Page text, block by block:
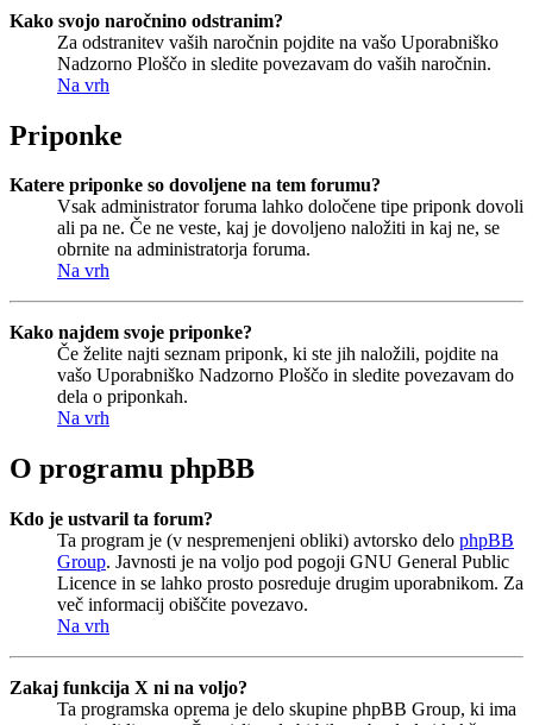
Kako svojo naročnino odstranim?
Za odstranitev vaših naročnin pojdite na vašo Uporabniško
Nadzorno Ploščo in sledite povezavam do vaših naročnin.
Na vrh
Priponke
Katere priponke so dovoljene na tem forumu?
Vsak administrator foruma lahko določene tipe priponk dovoli
ali pa ne. Če ne veste, kaj je dovoljeno naložiti in kaj ne, se
obrnite na administratorja foruma.
Na vrh
Kako najdem svoje priponke?
Če želite najti seznam priponk, ki ste jih naložili, pojdite na
vašo Uporabniško Nadzorno Ploščo in sledite povezavam do
dela o priponkah.
Na vrh
O programu phpBB
Kdo je ustvaril ta forum?
Ta program je (v nespremenjeni obliki) avtorsko delo phpBB
Group. Javnosti je na voljo pod pogoji GNU General Public
Licence in se lahko prosto posreduje drugim uporabnikom. Za
več informacij obiščite povezavo.
Na vrh
Zakaj funkcija X ni na voljo?
Ta programska oprema je delo skupine phpBB Group, ki ima